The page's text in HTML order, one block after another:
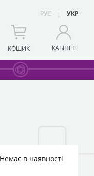
РУС УКР
КОШИК КАБІНЕТ
Немає в наявності